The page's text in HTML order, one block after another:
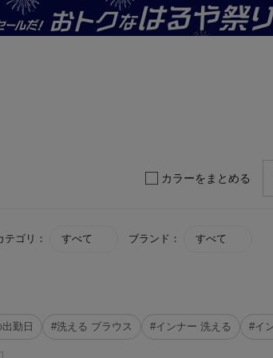
カラーをまとめる
テゴリ： すべて ブランド： すべて
勤日 #洗える ブラウス #インナー 洗える #イ